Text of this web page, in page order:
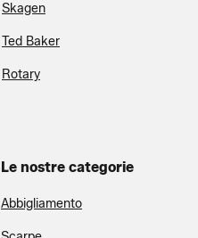
Skagen
Ted Baker
Rotary
Le nostre categorie
Abbigliamento